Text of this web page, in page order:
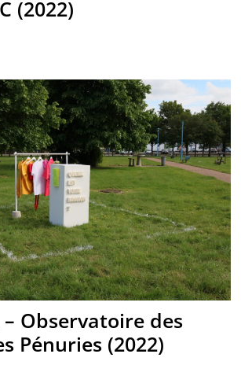
(2022)
Observatoire des
Pénuries (2022)